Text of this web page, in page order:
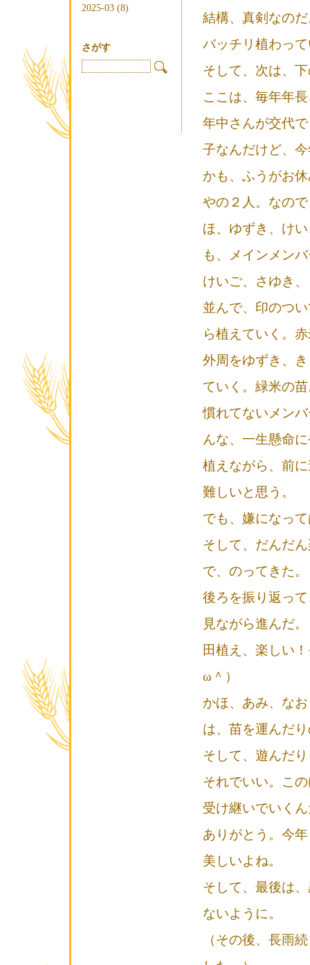
2025-03 (8)
さがす
結構、真剣なの
バッチリ植わっ
そして、次は、
ここは、毎年年
年中さんが交代
子なんだけど、
かも、ふうがお
やの２人。なの
ほ、ゆずき、け
も、メインメン
けいご、さゆき
並んで、印のつ
ら植えていく。
外周をゆずき、
ていく。緑米の
慣れてないメン
んな、一生懸命
植えながら、前
難しいと思う。
でも、嫌になっ
そして、だんだ
で、のってきた。
後ろを振り返っ
見ながら進んだ。
田植え、楽しい
ω＾）
かほ、あみ、な
は、苗を運んだ
そして、遊んだ
それでいい。こ
受け継いでいく
ありがとう。今
美しいよね。
そして、最後は
ないように。
（その後、長雨